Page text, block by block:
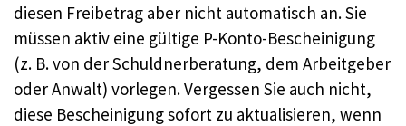
diesen Freibetrag aber nicht automatisch an. Sie
müssen aktiv eine gültige P-Konto-Bescheinigung
(z. B. von der Schuldnerberatung, dem Arbeitgeber
oder Anwalt) vorlegen. Vergessen Sie auch nicht,
diese Bescheinigung sofort zu aktualisieren, wenn